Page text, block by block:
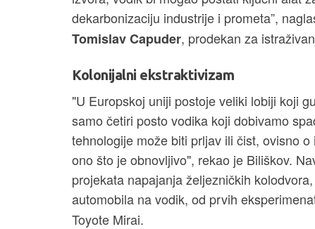
dekarbonizaciju industrije i prometa”,
Tomislav Capuder, prodekan za
Kolonijalni ekstraktivizam
"U Europskoj uniji postoje veliki lobiji koji
samo četiri posto vodika koji dobivamo
tehnologije može biti prljav ili čist, ovisno
ono što je obnovljivo", rekao je Biliškov.
projekata napajanja željezničkih
automobila na vodik, od prvih
Toyote Mirai.